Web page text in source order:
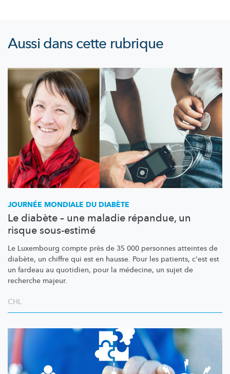
Aussi dans cette rubrique
JOURNÉE MONDIALE DU DIABÈTE
Le diabète – une maladie répandue, un
risque sous-estimé
Le Luxembourg compte près de 35 000 personnes atteintes de
diabète, un chiffre qui est en hausse. Pour les patients, c'est est
un fardeau au quotidien, pour la médecine, un sujet de
recherche majeur.
CHL